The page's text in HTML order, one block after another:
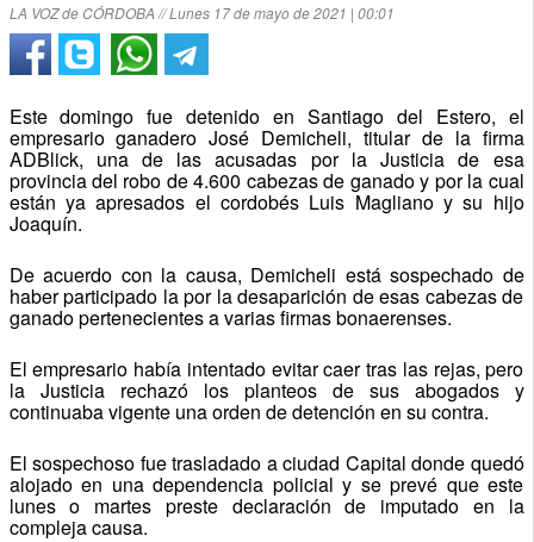
LA VOZ de CÓRDOBA // Lunes 17 de mayo de 2021 | 00:01
Este domingo fue detenido en Santiago del Estero, el
empresario ganadero José Demicheli, titular de la firma
ADBlick, una de las acusadas por la Justicia de esa
provincia del robo de 4.600 cabezas de ganado y por la cual
están ya apresados el cordobés Luis Magliano y su hijo
Joaquín.
De acuerdo con la causa, Demicheli está sospechado de
haber participado la por la desaparición de esas cabezas de
ganado pertenecientes a varias firmas bonaerenses.
El empresario había intentado evitar caer tras las rejas, pero
la Justicia rechazó los planteos de sus abogados y
continuaba vigente una orden de detención en su contra.
El sospechoso fue trasladado a ciudad Capital donde quedó
alojado en una dependencia policial y se prevé que este
lunes o martes preste declaración de imputado en la
compleja causa.